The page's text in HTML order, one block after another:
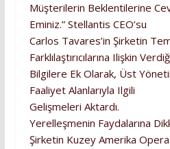
Müşterilerin Beklentilerine
Eminiz.” Stellantis CEO’su
Carlos Tavares’in Şirketin
Farklılaştırıcılarına Ilişkin
Bilgilere Ek Olarak, Üst
Faaliyet Alanlarıyla Ilgili
Gelişmeleri Aktardı.
Yerelleşmenin Faydalarına
Şirketin Kuzey Amerika